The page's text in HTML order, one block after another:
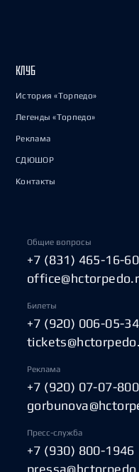
КЛУБ
История «Торпедо»
Легенды «Торпедо»
Реклама
СДЮШОР
Контакты
Общие вопросы
+7 (831) 465-16-60
Билеты
+7 (920) 006-05-34
Реклама
+7 (920) 07-07-800
Пресс-служба
+7 (930) 800-1946